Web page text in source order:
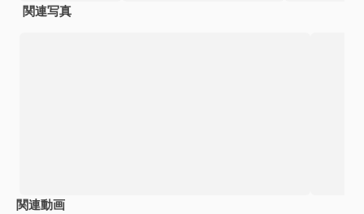
関連写真
関連動画